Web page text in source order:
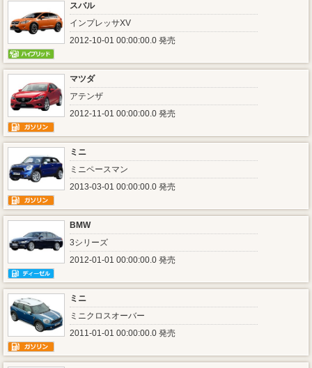
スバル
インプレッサXV
2012-10-01 00:00:00.0 発売
マツダ
アテンザ
2012-11-01 00:00:00.0 発売
ミニ
ミニペースマン
2013-03-01 00:00:00.0 発売
BMW
3シリーズ
2012-01-01 00:00:00.0 発売
ミニ
ミニクロスオーバー
2011-01-01 00:00:00.0 発売